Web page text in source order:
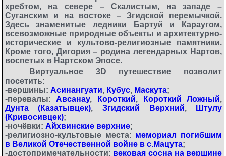
хребтом, на севере – Скалистым, на западе –
Суганским и на востоке – Згидской перемычкой.
Здесь знаменитые ледники Бартуй и Караугом,
всевозможные природные объекты и архитектурно-
исторические и культово-религиозные памятники.
Кроме того, Дигория – родина легендарных Нартов,
воспетых в Нартском Эпосе.
Виртуальное 3D путешествие позволит
посетить:
-вершины: Асинангуати, Кубус, Маскута;
-перевалы: Авсанау, Короткий, Короткий Ложный,
Дунта (Казатывцек), Згидский Верхний,
Штулу
(Кривосивцек);
-ночёвки: Айхвинские верхние;
-религиозно-культовые места: мемориал погибшим
в Великой Отечественной войне в с.Мацута;
-достопримечательности: вековая сосна на вершине